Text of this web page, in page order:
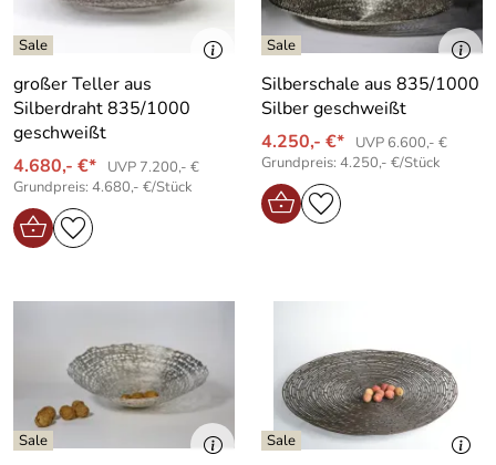
großer Teller aus
Silberdraht 835/1000
geschweißt
4.680,- €*
UVP 7.200,- €
Grundpreis: 4.680,- €/Stück
Silberschale aus 835/1000
Silber geschweißt
4.250,- €*
UVP 6.600,- €
Grundpreis: 4.250,- €/Stück